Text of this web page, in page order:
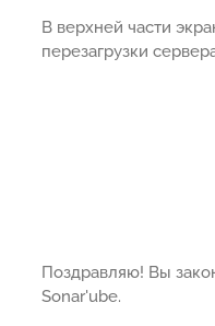
В верхней части
перезагрузки
Поздравляю! Вы
Sonar'ube.